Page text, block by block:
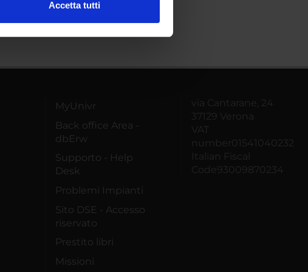
Accetta tutti
MyUnivr
Back office Area -
dbErw
Supporto - Help
Desk
Problemi Impianti
Sito DSE - Accesso
riservato
Prestito libri
Missioni
via Cantarane, 24
37129 Verona
VAT
number01541040232
Italian Fiscal
Code93009870234